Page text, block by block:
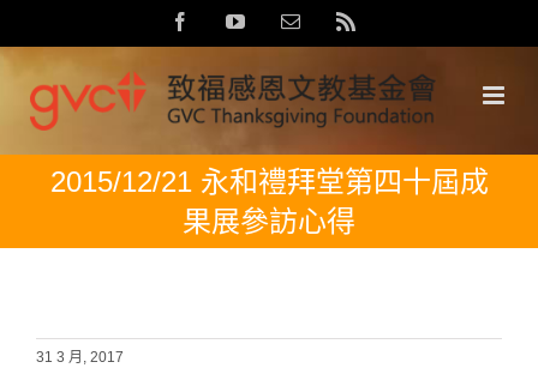
to
content
FacebookYouTubeEmail:
2015/12/21 永和禮拜堂第四十屆成
果展參訪心得
31 3 月, 2017